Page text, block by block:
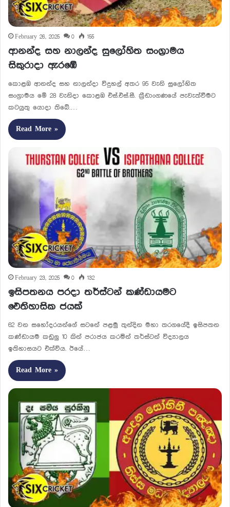
February 26, 2025 0 155
ආනන්ද සහ නාලන්ද සුලෝහිත සංග්‍රාමය
සිකුරාදා ඇරඹේ
කොළඹ ආනන්ද සහ නාලන්දා විදුහල් අතර 95 වැනි සුලෝහිත
සංග්‍රාමය මේ 28 වැනිදා කොළඹ එස්.එස්.සී. ක්‍රීඩාංගණයේ පැවැත්වීමට
කටයුතු යොදා තිබේ.…
Read More »
February 23, 2025 0 132
ඉසිපතනය පරදා තර්ස්ටන් කණ්ඩායමට
ඓතිහාසික ජයක්
62 වන සහෝදරයන්ගේ සටනේ පළමු තුන්දින මහා තරගයේදී ඉසිපතන
කණ්ඩායම කඩුලු 10 කින් පරාජය කරමින් තර්ස්ටන් විද්‍යාලය
ඉතිහාසයට එක්විය. ඊයේ…
Read More »